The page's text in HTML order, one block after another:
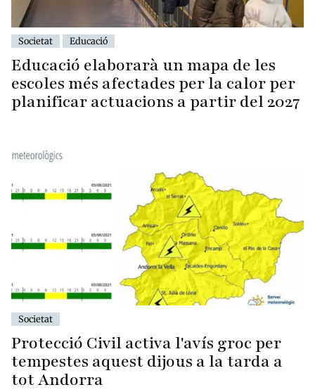
Societat Educació
Educació elaborarà un mapa de les
escoles més afectades per la calor per
planificar actuacions a partir del 2027
Societat
Protecció Civil activa l'avís groc per
tempestes aquest dijous a la tarda a
tot Andorra